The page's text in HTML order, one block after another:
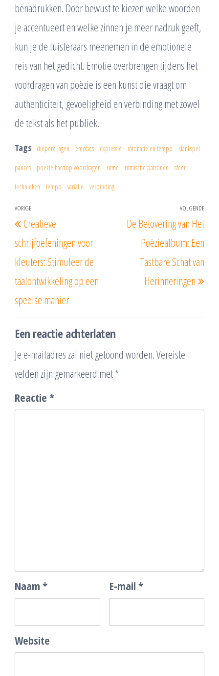
benadrukken. Door bewust te kiezen welke woorden
je accentueert en welke zinnen je meer nadruk geeft,
kun je de luisteraars meenemen in de emotionele
reis van het gedicht. Emotie overbrengen tijdens het
voordragen van poëzie is een kunst die vraagt om
authenticiteit, gevoeligheid en verbinding met zowel
de tekst als het publiek.
Tags diepere lagen emoties expressie intonatie en tempo klankspel
pauzes poëzie hardop voordragen ritme ritmische patronen sfeer
technieken tempo variatie verbinding
Berichtnavigatie
Vorig
bericht
VORIGE
Creatieve
schrijfoefeningen voor
kleuters: Stimuleer de
taalontwikkeling op een
speelse manier
VOLGENDE
De Betovering van Het
Poëziealbum: Een
Tastbare Schat van
Herinneringen
Een reactie achterlaten
Je e-mailadres zal niet getoond worden.Vereiste
velden zijn gemarkeerd met*
Reactie *
Naam * E-mail *
Website